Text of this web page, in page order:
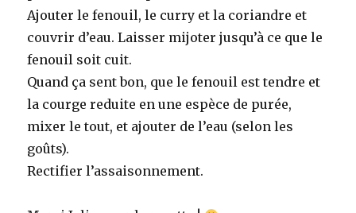
Ajouter le fenouil, le curry et la coriandre et
couvrir d’eau. Laisser mijoter jusqu’à ce que le
fenouil soit cuit.
Quand ça sent bon, que le fenouil est tendre et
la courge reduite en une espèce de purée,
mixer le tout, et ajouter de l’eau (selon les
goûts).
Rectifier l’assaisonnement.